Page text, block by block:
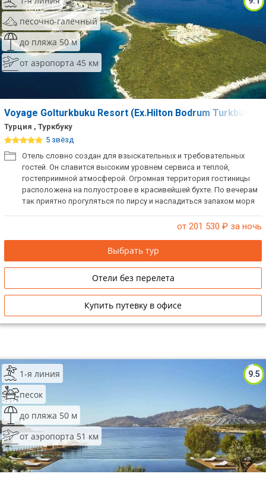
песочно-галечный
до пляжа 50 м
от аэропорта 45 км
Voyage Golturkbuku Resort (Ex.Hilton Bodrum Turkbuku)
Турция , Туркбуку
5 звёзд
Отель словно создан для взыскательных и требовательных
гостей. Он славится высоким уровнем сервиса и теплой,
гостеприимной атмосферой. Огромная территория гостиницы
расположена на полуострове в красивейшей бухте. По вечерам
так приятно прогуляться по пирсу и насладиться запахом моря
еда многочисленных ресторанов, отличная музыка на дискотеке
от 201 530 ₽ за ночь
Выбрать тур
Отели без перелета
Купить путевку в офисе
9.5
1-я линия
песок
до пляжа 50 м
от аэропорта 51 км
Сетевые отели Бали
Сетевые отели Сейшел
Сетевые отели Маврикия